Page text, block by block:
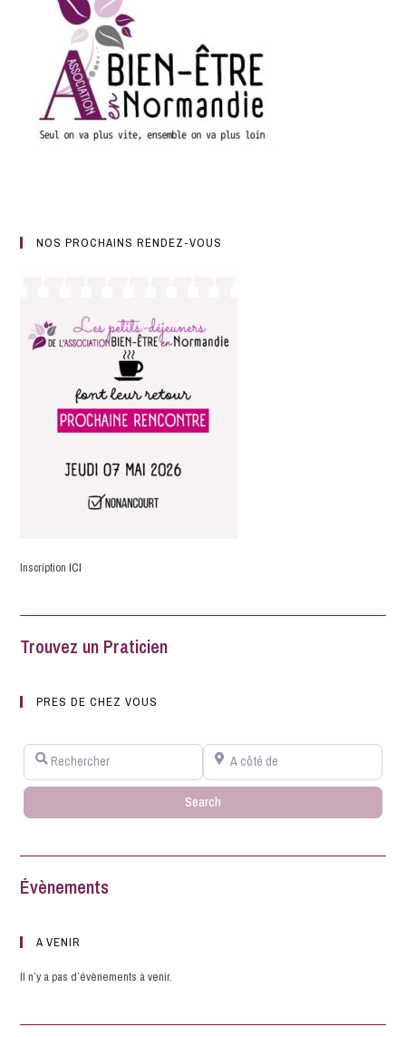
NOS PROCHAINS RENDEZ-VOUS
InscriptionICI
Trouvez un Praticien
PRES DE CHEZ VOUS
Rechercher A côté de
Search
Évènements
A VENIR
Il n’y a pas d’évènements à venir.